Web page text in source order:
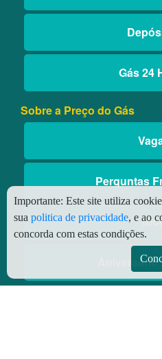
Gás 24
Sobre a Preço do Gás
Perguntas
Importante: Este site utiliza
sua politica de privacidade, e ao
concorda com estas condições.